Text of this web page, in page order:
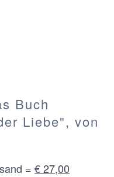
Buch
Liebe", von
= € 27,00